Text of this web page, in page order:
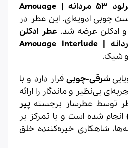
عطر ادکلن آمواج اینترلود 53 مردانه | Amouage
چوبی ادویه‌ای. این عطر در
عطر ادکلن
آمواج اینترلود 53 مردانه | Amouage Interlude
و شیک.
شرقی-چوبی قرار دارد و با
53%، تجربه‌ای بی‌نظیر و ماندگار را ارائه
توسط عطرساز برجسته پیر
انجام شده است و با تمرکز بر
شاهکاری خیره‌کننده خلق